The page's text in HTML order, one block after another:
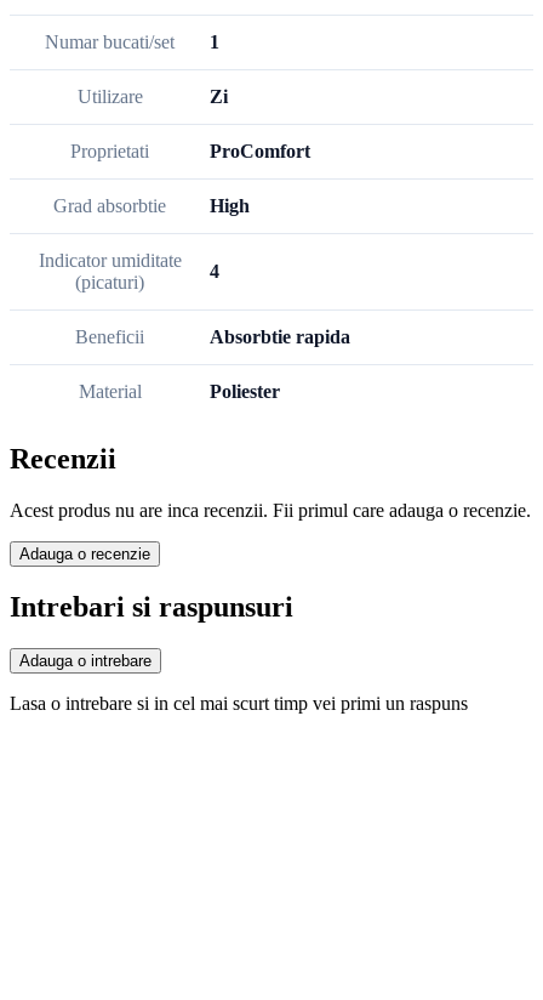
Numar bucati/set 1
Utilizare Zi
Proprietati ProComfort
Grad absorbtie High
Indicator umiditate
(picaturi)
4
Beneficii Absorbtie rapida
Material Poliester
Recenzii
Acest produs nu are inca recenzii. Fii primul care adauga o recenzie.
Adauga o recenzie
Intrebari si raspunsuri
Adauga o intrebare
Lasa o intrebare si in cel mai scurt timp vei primi un raspuns